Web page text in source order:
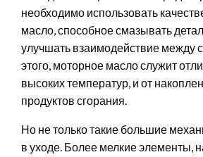
необходимо использовать
масло, способное смазывать
улучшать взаимодействие между
этого, моторное масло служит
высоких температур, и от
продуктов сгорания.
Но не только такие большие
в уходе. Более мелкие элементы,